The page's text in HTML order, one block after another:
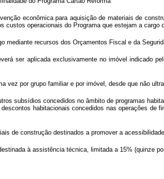
econômica para aquisição de materiais de
operacionais do Programa que estejam a cargo
mediante recursos dos Orçamentos Fiscal e da
ser aplicada exclusivamente no imóvel indicado
vez por grupo familiar e por imóvel, desde que não
subsídios concedidos no âmbito de programas
habitacionais concedidos nas operações de
de construção destinados a promover a
à assistência técnica, limitada a 15% (quinze